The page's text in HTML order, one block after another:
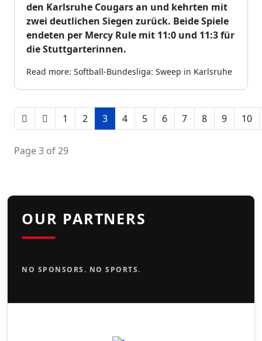
den Karlsruhe Cougars an und kehrten mit
zwei deutlichen Siegen zurück. Beide Spiele
endeten per Mercy Rule mit 11:0 und 11:3 für
die Stuttgarterinnen.
Read more: Softball-Bundesliga: Sweep in Karlsruhe
1 2 3 4 5 6 7 8 9 10
Page 3 of 29
OUR PARTNERS
NO SPONSORS. NO SPORTS.